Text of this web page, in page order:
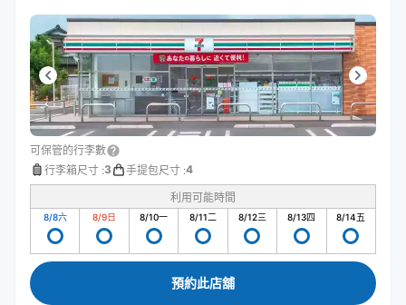
可保管的行李數
行李箱尺寸 :3 手提包尺寸 :4
利用可能時間
8/8六 8/9日 8/10一 8/11二 8/12三 8/13四 8/14五
預約此店舖